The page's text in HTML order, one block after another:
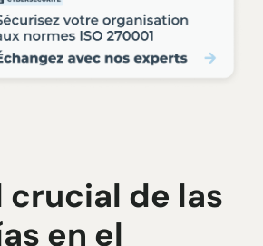
crucial de las
en el